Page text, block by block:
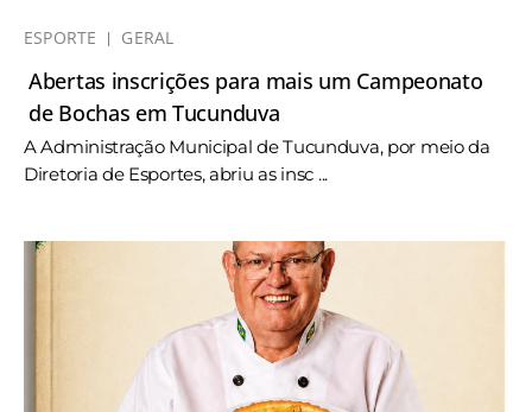
ESPORTE GERAL
Abertas inscrições para mais um Campeonato
de Bochas em Tucunduva
A Administração Municipal de Tucunduva, por meio da
Diretoria de Esportes, abriu as insc ...